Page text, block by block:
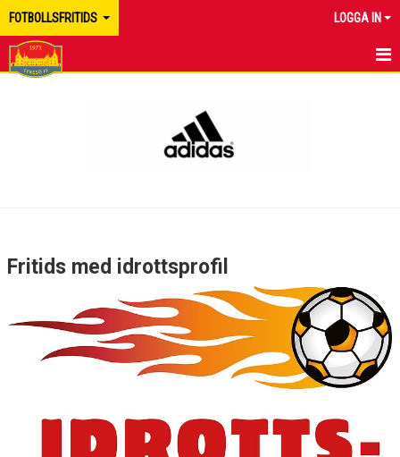
FOTBOLLSFRITIDS LOGGA IN
Fritids med idrottsprofil